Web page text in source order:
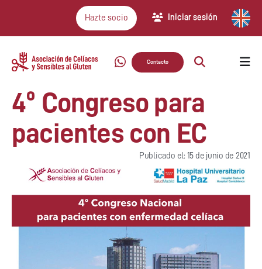
Hazte socio Iniciar sesión
Contacto
4º Congreso para
pacientes con EC
Publicado el: 15 de junio de 2021